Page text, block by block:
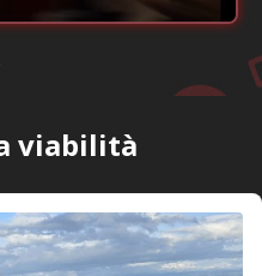
viabilità